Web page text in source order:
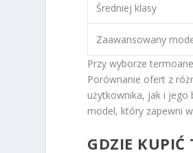
Średniej klasy
Zaawansowany
Przy wyborze
Porównanie ofert z
użytkownika, jak i jego
model, który zapewni
GDZIE KUPIĆ